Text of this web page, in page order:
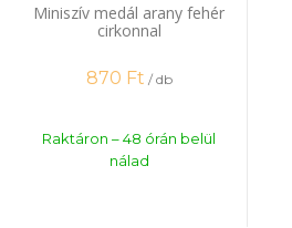
Miniszív medál arany fehér
cirkonnal
870 Ft / db
Raktáron – 48 órán belül
nálad